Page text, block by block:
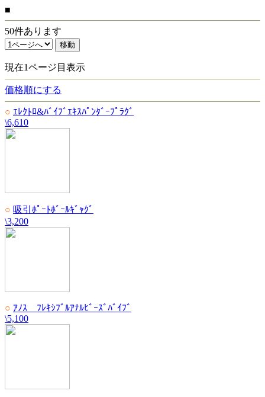
■
50件あります
現在1ページ目表示
価格順にする
○ ｴﾚｸﾄﾛ&ﾊﾞｲﾌﾞｴｷｽﾊﾟﾝﾀﾞｰﾌﾟﾗｸﾞ
\6,610
○ 吸引ﾎﾟｰﾄﾎﾞｰﾙｷﾞｬｸﾞ
\3,200
○ ｱﾉｽ ﾌﾚｷｼﾌﾞﾙｱﾅﾙﾋﾞｰｽﾞﾊﾞｲﾌﾞ
\5,100